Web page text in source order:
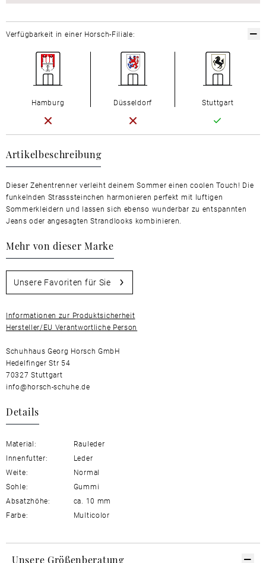
Artikelbeschreibung
Dieser Zehentrenner verleiht deinem Sommer einen coolen Touch! Die
funkelnden Strasssteinchen harmonieren perfekt mit luftigen
Sommerkleidern und lassen sich ebenso wunderbar zu entspannten
Jeans oder angesagten Strandlooks kombinieren.
Mehr von dieser Marke
Unsere Favoriten für Sie
Informationen zur Produktsicherheit
Hersteller/EU Verantwortliche Person
Schuhhaus Georg Horsch GmbH
Hedelfinger Str 54
70327 Stuttgart
info@horsch-schuhe.de
Details
Material:
Rauleder
Innenfutter:
Leder
Weite:
Normal
Sohle:
Gummi
Absatzhöhe:
ca. 10 mm
Farbe:
Multicolor
Verfügbarkeit in einer Horsch-Filiale:
Hamburg Düsseldorf Stuttgart
Unsere Größenberatung